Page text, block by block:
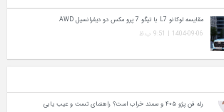
مقایسه لوکانو L7 با تیگو 7 پرو مکس دو دیفرانسیل AWD
1404-09-06 | 9:51 ب.ظ
رله فن پژو ۴۰۵ و سمند خراب است؟ راهنمای تست و عیب‌ یابی